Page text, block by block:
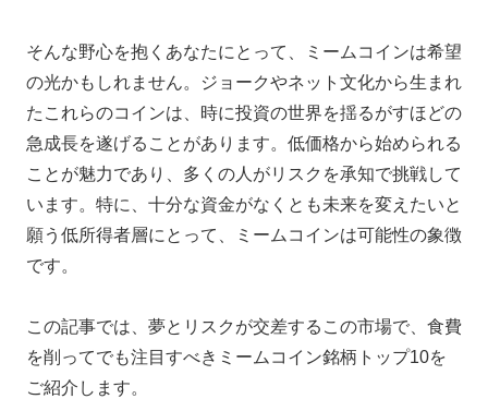
そんな野心を抱くあなたにとって、ミームコインは希望
の光かもしれません。ジョークやネット文化から生まれ
たこれらのコインは、時に投資の世界を揺るがすほどの
急成長を遂げることがあります。低価格から始められる
ことが魅力であり、多くの人がリスクを承知で挑戦して
います。特に、十分な資金がなくとも未来を変えたいと
願う低所得者層にとって、ミームコインは可能性の象徴
です。
この記事では、夢とリスクが交差するこの市場で、食費
を削ってでも注目すべきミームコイン銘柄トップ10を
ご紹介します。